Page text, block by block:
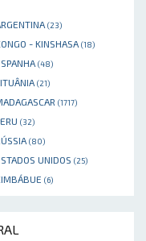
(23)
- KINSHASA (18)
(48)
(21)
(1717)
(32)
(80)
UNIDOS (25)
(6)